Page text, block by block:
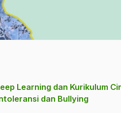
Learning dan Kurikulum
dan Bullying